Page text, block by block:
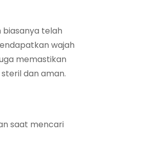
biasanya telah
wajah
memastikan
dan aman.
saat mencari